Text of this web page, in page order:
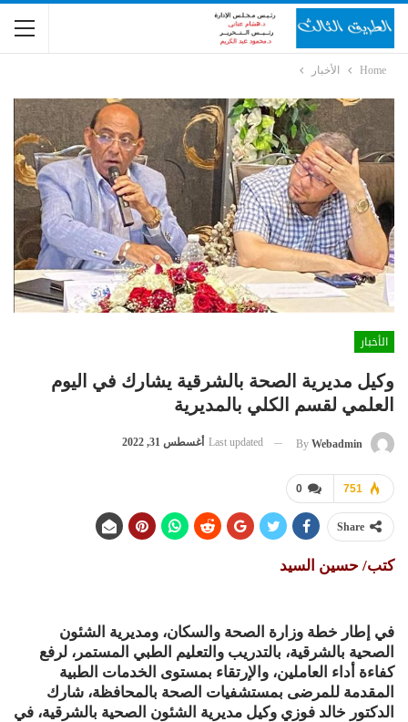
Home الأخبار
الأخبار
وكيل مديرية الصحة بالشرقية يشارك في اليوم
العلمي لقسم الكلي بالمديرية
By Webadmin
Last updated أغسطس 31, 2022
0 751
Share
كتب/ حسين السيد
في إطار خطة وزارة الصحة والسكان، ومديرية الشئون
الصحية بالشرقية، بالتدريب والتعليم الطبي المستمر، لرفع
كفاءة أداء العاملين، والإرتقاء بمستوى الخدمات الطبية
المقدمة للمرضى بمستشفيات الصحة بالمحافظة، شارك
الدكتور خالد فوزي وكيل مديرية الشئون الصحية بالشرقية، في